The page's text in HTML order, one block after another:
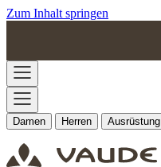
Zum Inhalt springen
Damen Herren Ausrüstung